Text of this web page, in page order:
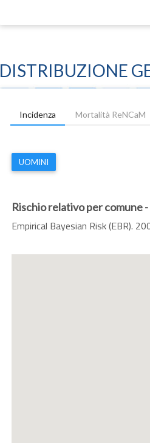
DISTRIBUZIONE
Incidenza Mortalità ReNCaM
UOMINI
Rischio relativo per comune
Empirical Bayesian Risk (EBR).